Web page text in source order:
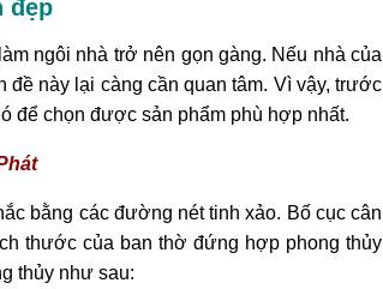
đẹp
ngôi nhà trở nên gọn gàng. Nếu nhà của
đề này lại càng cần quan tâm. Vì vậy, trước
để chọn được sản phẩm phù hợp nhất.
bằng các đường nét tinh xảo. Bố cục cân
thước của ban thờ đứng hợp phong thủy
thủy như sau: